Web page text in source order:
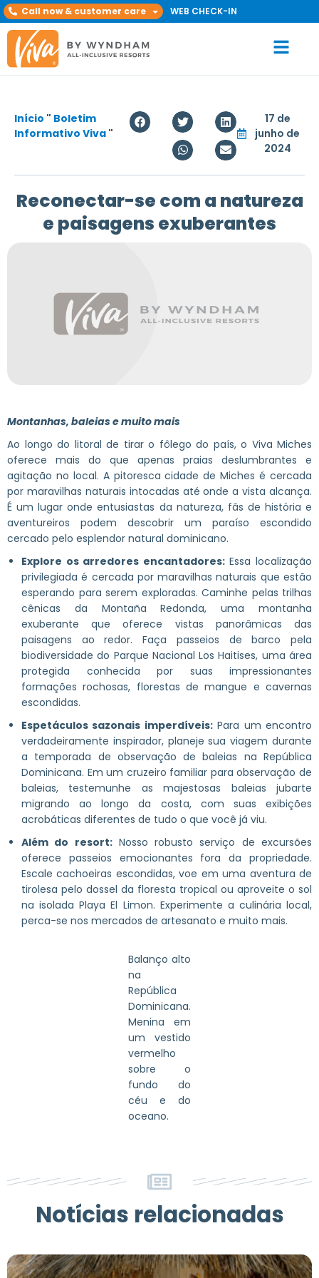
Call now & customer care WEB CHECK-IN
Início " Boletim
Informativo Viva "
17 de
junho de
2024
Reconectar-se com a natureza
e paisagens exuberantes
Montanhas, baleias e muito mais
Ao longo do litoral de tirar o fôlego do país, o Viva Miches
oferece mais do que apenas praias deslumbrantes e
agitação no local. A pitoresca cidade de Miches é cercada
por maravilhas naturais intocadas até onde a vista alcança.
É um lugar onde entusiastas da natureza, fãs de história e
aventureiros podem descobrir um paraíso escondido
cercado pelo esplendor natural dominicano.
Explore os arredores encantadores:Essa localização
privilegiada é cercada por maravilhas naturais que estão
esperando para serem exploradas. Caminhe pelas trilhas
cênicas da Montaña Redonda, uma montanha
exuberante que oferece vistas panorâmicas das
paisagens ao redor. Faça passeios de barco pela
biodiversidade do Parque Nacional Los Haitises, uma área
protegida conhecida por suas impressionantes
formações rochosas, florestas de mangue e cavernas
escondidas.
Espetáculos sazonais imperdíveis:Para um encontro
verdadeiramente inspirador, planeje sua viagem durante
a temporada de observação de baleias na República
Dominicana. Em um cruzeiro familiar para observação de
baleias, testemunhe as majestosas baleias jubarte
migrando ao longo da costa, com suas exibições
acrobáticas diferentes de tudo o que você já viu.
Além do resort:Nosso robusto serviço de excursões
oferece passeios emocionantes fora da propriedade.
Escale cachoeiras escondidas, voe em uma aventura de
tirolesa pelo dossel da floresta tropical ou aproveite o sol
na isolada Playa El Limon. Experimente a culinária local,
perca-se nos mercados de artesanato e muito mais.
Balanço alto
na
República
Dominicana.
Menina em
um vestido
vermelho
sobre o
fundo do
céu e do
oceano.
Notícias relacionadas